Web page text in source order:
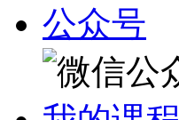
公众号